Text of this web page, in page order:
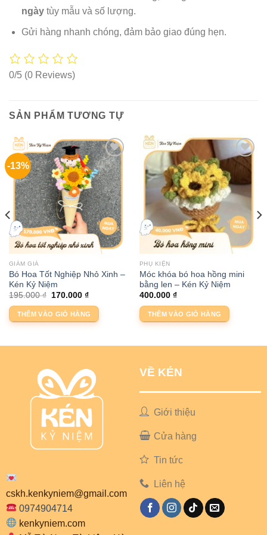
ngàytùy mẫu và số lượng.
Gửi hàng nhanh chóng, đảm bảo giao đúng hẹn.
0/5 (0 Reviews)
SẢN PHẨM TƯƠNG TỰ
-13%
GIẢM GIÁ
Bó Hoa Tốt Nghiệp Nhỏ Xinh –
Kén Kỷ Niệm
195.000₫
Giá
là:
195.000 ₫.
170.000 ₫Giá
tại
là:
170.000 ₫.
THÊM VÀO GIỎ HÀNG
PHỤ KIỆN
Móc khóa bó hoa hồng mini
bằng len – Kén Kỷ Niệm
400.000 ₫
THÊM VÀO GIỎ HÀNG
cskh.kenkyniem@gmail.com
0974904714
kenkyniem.com
VỀ KÉN
Giới thiệu
Cửa hàng
Tin tức
Liên hệ